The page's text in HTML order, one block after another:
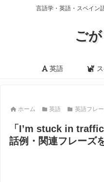
言語学・英語・スペイン
ご
英語
ホーム 英語 英語フレ
「I’m stuck in
話例・関連フレーズ